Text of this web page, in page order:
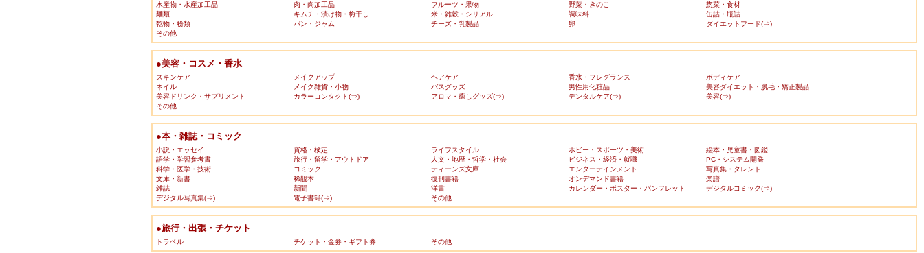
水産物・水産加工品 肉・肉加工品 フルーツ・果物 野菜・きのこ
惣菜・食材
麺類
キムチ・漬け物・梅干し 米・雑穀・シリアル 調味料
缶詰・瓶詰
乾物・粉類
パン・ジャム チーズ・乳製品 卵
ダイエットフード(⇒)
その他
●美容・コスメ・香水
スキンケア メイクアップ ヘアケア 香水・フレグランス
ボディケア
ネイル
メイク雑貨・小物 バスグッズ 男性用化粧品
美容ダイエット・脱毛・矯正製品
美容ドリンク・サプリメント
カラーコンタクト(⇒) アロマ・癒しグッズ(⇒) デンタルケア(⇒)
美容(⇒)
その他
●本・雑誌・コミック
小説・エッセイ 資格・検定 ライフスタイル ホビー・スポーツ・美術
絵本・児童書・図鑑
語学・学習参考書
旅行・留学・アウトドア 人文・地歴・哲学・社会 ビジネス・経済・就職
PC・システム開発
科学・医学・技術
コミック ティーンズ文庫 エンターテインメント
写真集・タレント
文庫・新書
稀覯本 復刊書籍 オンデマンド書籍
楽譜
雑誌
新聞 洋書 カレンダー・ポスター・パンフレット
デジタルコミック(⇒)
デジタル写真集(⇒)
電子書籍(⇒) その他
●旅行・出張・チケット
トラベル チケット・金券・ギフト券 その他